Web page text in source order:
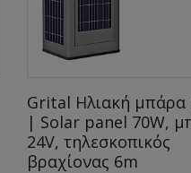
Grital Ηλιακή
| Solar panel 70W,
24V, τηλεσκοπικός
βραχίονας 6m